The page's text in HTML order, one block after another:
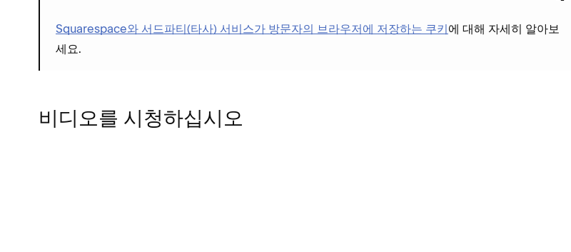
Squarespace와 서드파티(타사) 서비스가 방문자의 브라우저에 저장하는 쿠키에 대해 자세히 알아보
세요.
비디오를 시청하십시오